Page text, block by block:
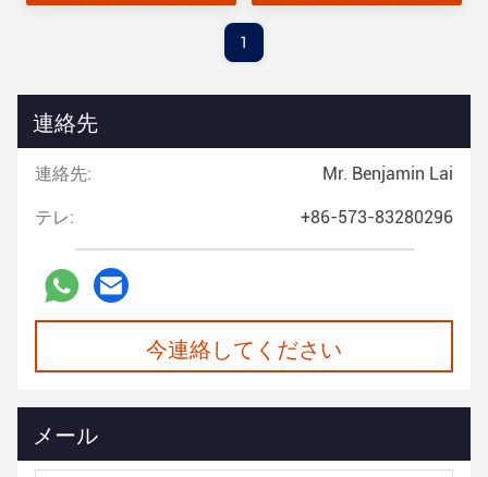
1
連絡先
連絡先: Mr. Benjamin Lai
テレ: +86-573-83280296
今連絡してください
メール